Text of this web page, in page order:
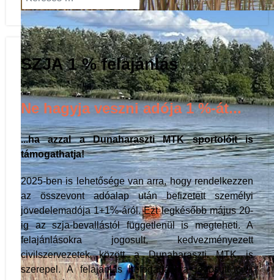
Vízisport szakosztály
Vízisport szakosztály
SZJA 1 % felajánlás
Ne hagyja veszni adója 1 %-át...
...ha azzal a Dunaharaszti MTK sportolóit is
támogathatja!
2025-ben is lehetősége van arra, hogy rendelkezzen
az összevont adóalap után befizetett személyi
jövedelemadója 1+1%-áról. Ezt legkésőbb május 20-
ig az szja-bevallástól függetlenül is megteheti. A
felajánlásokra jogosult, kedvezményezett
civilszervezetek között a Dunaharaszti MTK is
szerepel. A felajánlás befogadására jogosult civil